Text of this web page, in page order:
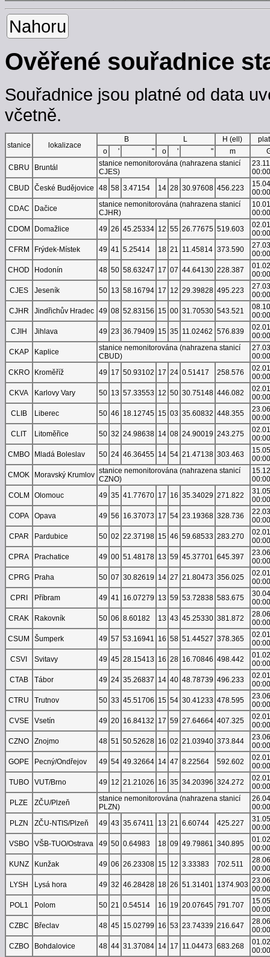
Nahoru
Ověřené souřadnice
Souřadnice jsou platné od data
včetně.
stanice lokalizace
B L H (ell)
o
' " o ' " m
CBRU
Bruntál
stanice nemonitorována (nahrazena stanicí
CJES)
00:00
CBUD
České Budějovice 48 58 3.47154 14 28 30.97608 456.223
00:00
CDAC
Dačice
stanice nemonitorována (nahrazena stanicí
CJHR)
00:00
CDOM
Domažlice 49 26 45.25334 12 55 26.77675 519.603
00:00
CFRM
Frýdek-Místek 49 41 5.25414 18 21 11.45814 373.590
00:00
CHOD
Hodonín 48 50 58.63247 17 07 44.64130 228.387
00:00
CJES
Jeseník 50 13 58.16794 17 12 29.39828 495.223
00:00
CJHR
Jindřichův Hradec 49 08 52.83156 15 00 31.70530 543.521
00:00
CJIH
Jihlava 49 23 36.79409 15 35 11.02462 576.839
00:00
CKAP
Kaplice
stanice nemonitorována (nahrazena stanicí
CBUD)
00:00
CKRO
Kroměříž 49 17 50.93102 17 24 0.51417 258.576
00:00
CKVA
Karlovy Vary 50 13 57.33553 12 50 30.75148 446.082
00:00
CLIB
Liberec 50 46 18.12745 15 03 35.60832 448.355
00:00
CLIT
Litoměřice 50 32 24.98638 14 08 24.90019 243.275
00:00
CMBO
Mladá Boleslav 50 24 46.36455 14 54 21.47138 303.463
00:00
CMOK
Moravský Krumlov stanice nemonitorována (nahrazena stanicí
CZNO)
00:00
COLM
Olomouc 49 35 41.77670 17 16 35.34029 271.822
00:00
COPA
Opava 49 56 16.37073 17 54 23.19368 328.736
00:00
CPAR
Pardubice 50 02 22.37198 15 46 59.68533 283.270
00:00
CPRA
Prachatice 49 00 51.48178 13 59 45.37701 645.397
00:00
CPRG
Praha 50 07 30.82619 14 27 21.80473 356.025
00:00
CPRI
Příbram 49 41 16.07279 13 59 53.72838 583.675
00:00
CRAK
Rakovník 50 06 8.60182 13 43 45.25330 381.872
00:00
CSUM
Šumperk 49 57 53.16941 16 58 51.44527 378.365
00:00
CSVI
Svitavy 49 45 28.15413 16 28 16.70846 498.442
00:00
CTAB
Tábor 49 24 35.26837 14 40 48.78739 496.233
00:00
CTRU
Trutnov 50 33 45.51706 15 54 30.41233 478.595
00:00
CVSE
Vsetín 49 20 16.84132 17 59 27.64664 407.325
00:00
CZNO
Znojmo 48 51 50.52628 16 02 21.03940 373.844
00:00
GOPE
Pecný/Ondřejov 49 54 49.32664 14 47 8.22564 592.602
00:00
TUBO
VUT/Brno 49 12 21.21026 16 35 34.20396 324.272
00:00
PLZE
ZČU/Plzeň
stanice nemonitorována (nahrazena stanicí
PLZN)
00:00
PLZN
ZČU-NTIS/Plzeň 49 43 35.67411 13 21 6.60744 425.227
00:00
VSBO
VŠB-TUO/Ostrava 49 50 0.64983 18 09 49.79861 340.895
00:00
KUNZ
Kunžak 49 06 26.23308 15 12 3.33383 702.511
00:00
LYSH
Lysá hora 49 32 46.28428 18 26 51.31401 1374.903 00:00
POL1
Polom 50 21 0.54514 16 19 20.07645 791.707
00:00
CZBC
Břeclav 48 45 15.02799 16 53 23.74339 216.647
00:00
CZBO
Bohdalovice 48 44 31.37084 14 17 11.04473 683.268
00:00